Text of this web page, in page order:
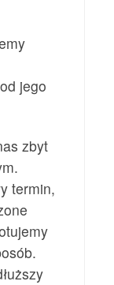
jego
zbyt
termin,